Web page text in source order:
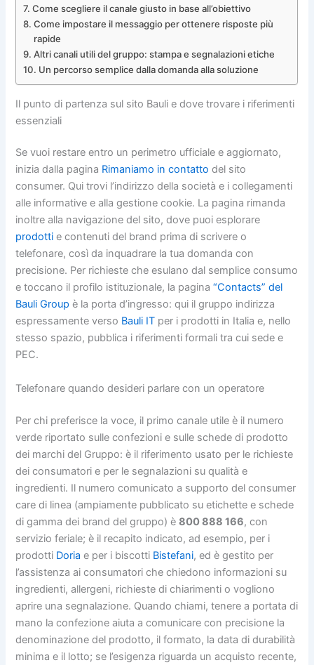
Come scegliere il canale giusto in base all’obiettivo
Come impostare il messaggio per ottenere risposte più
rapide
Altri canali utili del gruppo: stampa e segnalazioni etiche
Un percorso semplice dalla domanda alla soluzione
Il punto di partenza sul sito Bauli e dove trovare i riferimenti
essenziali
Se vuoi restare entro un perimetro ufficiale e aggiornato,
inizia dalla pagina Rimaniamo in contatto del sito
consumer. Qui trovi l’indirizzo della società e i collegamenti
alle informative e alla gestione cookie. La pagina rimanda
inoltre alla navigazione del sito, dove puoi esplorare
prodotti e contenuti del brand prima di scrivere o
telefonare, così da inquadrare la tua domanda con
precisione. Per richieste che esulano dal semplice consumo
e toccano il profilo istituzionale, la pagina“Contacts” del
Bauli Group è la porta d’ingresso: qui il gruppo indirizza
espressamente verso Bauli IT per i prodotti in Italia e, nello
stesso spazio, pubblica i riferimenti formali tra cui sede e
PEC.
Telefonare quando desideri parlare con un operatore
Per chi preferisce la voce, il primo canale utile è il numero
verde riportato sulle confezioni e sulle schede di prodotto
dei marchi del Gruppo: è il riferimento usato per le richieste
dei consumatori e per le segnalazioni su qualità e
ingredienti. Il numero comunicato a supporto del consumer
care di linea (ampiamente pubblicato su etichette e schede
di gamma dei brand del gruppo) è800 888 166, con
servizio feriale; è il recapito indicato, ad esempio, per i
prodotti Doria e per i biscotti Bistefani, ed è gestito per
l’assistenza ai consumatori che chiedono informazioni su
ingredienti, allergeni, richieste di chiarimenti o vogliono
aprire una segnalazione. Quando chiami, tenere a portata di
mano la confezione aiuta a comunicare con precisione la
denominazione del prodotto, il formato, la data di durabilità
minima e il lotto; se l’esigenza riguarda un acquisto recente,